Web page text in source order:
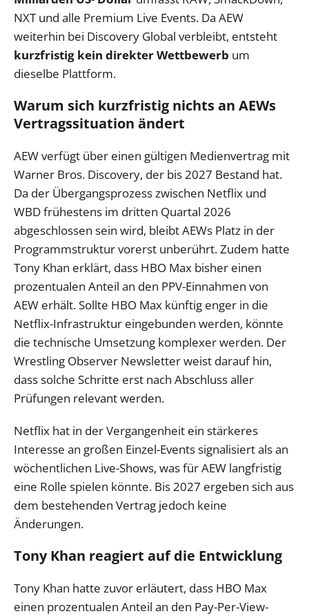
NXT und alle Premium Live Events. Da AEW
weiterhin bei Discovery Global verbleibt, entsteht
kurzfristig kein direkter Wettbewerb um
dieselbe Plattform.
Warum sich kurzfristig nichts an AEWs
Vertragssituation ändert
AEW verfügt über einen gültigen Medienvertrag mit
Warner Bros. Discovery, der bis 2027 Bestand hat.
Da der Übergangsprozess zwischen Netflix und
WBD frühestens im dritten Quartal 2026
abgeschlossen sein wird, bleibt AEWs Platz in der
Programmstruktur vorerst unberührt. Zudem hatte
Tony Khan erklärt, dass HBO Max bisher einen
prozentualen Anteil an den PPV-Einnahmen von
AEW erhält. Sollte HBO Max künftig enger in die
Netflix-Infrastruktur eingebunden werden, könnte
die technische Umsetzung komplexer werden. Der
Wrestling Observer Newsletter weist darauf hin,
dass solche Schritte erst nach Abschluss aller
Prüfungen relevant werden.
Netflix hat in der Vergangenheit ein stärkeres
Interesse an großen Einzel-Events signalisiert als an
wöchentlichen Live-Shows, was für AEW langfristig
eine Rolle spielen könnte. Bis 2027 ergeben sich aus
dem bestehenden Vertrag jedoch keine
Änderungen.
Tony Khan reagiert auf die Entwicklung
Tony Khan hatte zuvor erläutert, dass HBO Max
einen prozentualen Anteil an den Pay-Per-View-